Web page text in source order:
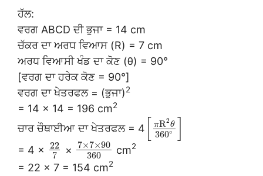
ਹੱਲ:
ਵਰਗ ABCD ਦੀ ਭੁਜਾ = 14 cm
ਚੱਕਰ ਦਾ ਅਰਧ ਵਿਆਸ (R) = 7 cm
ਅਰਧ ਵਿਆਸੀ ਖੰਡ ਦਾ ਕੋਣ (θ) = 90°
[ਵਰਗ ਦਾ ਹਰੇਕ ਕੋਣ = 90°]
ਵਰਗ ਦਾ ਖੇਤਰਫਲ = (ਭੁਜਾ)2
= 14 × 14 = 196 cm2
ਚਾਰ ਚੌਥਾਈਆ ਦਾ ਖੇਤਰਫਲ = 4 πR2θ
360∘
= 4 ×
22
7
× 7×7×90
360
cm2
= 22 × 7 = 154 cm2